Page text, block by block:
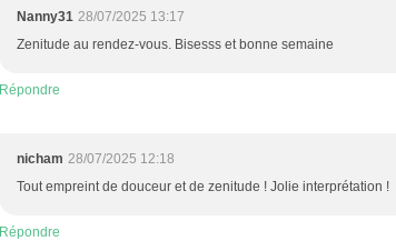
Nanny31 28/07/2025 13:17
Zenitude au rendez-vous. Bisesss et bonne semaine
Répondre
nicham 28/07/2025 12:18
Tout empreint de douceur et de zenitude ! Jolie interprétation !
Répondre